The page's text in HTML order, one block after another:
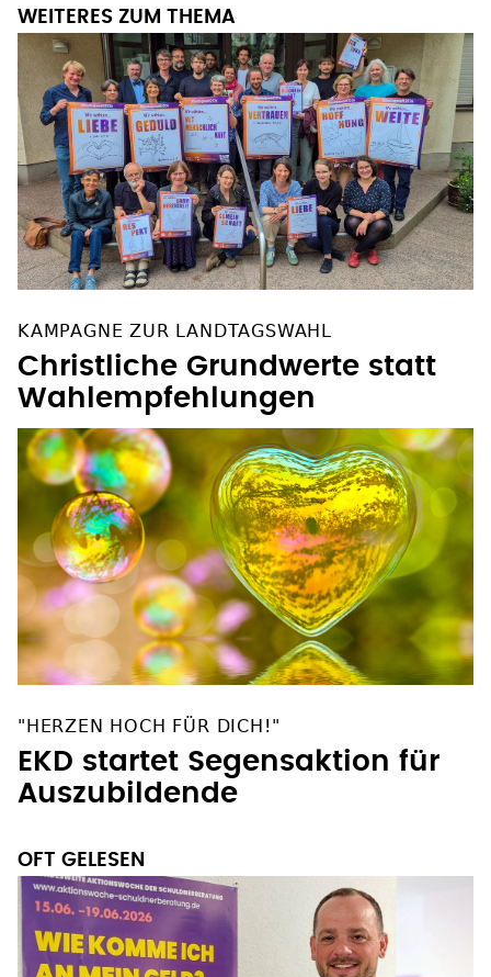
WEITERES ZUM THEMA
KAMPAGNE ZUR LANDTAGSWAHL
Christliche Grundwerte statt
Wahlempfehlungen
"HERZEN HOCH FÜR DICH!"
EKD startet Segensaktion für
Auszubildende
OFT GELESEN